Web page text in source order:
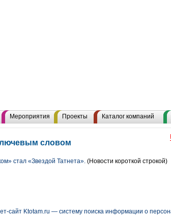
Мероприятия Проекты Каталог компаний
словом
стал «Звездой Татнета». (Новости короткой строкой)
сайт Ktotam.ru — систему поиска информации о